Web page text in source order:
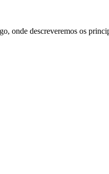
onde descreveremos os